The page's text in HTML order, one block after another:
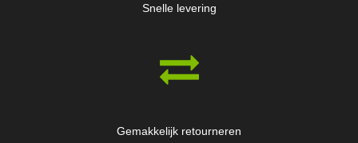
Snelle levering
Gemakkelijk retourneren